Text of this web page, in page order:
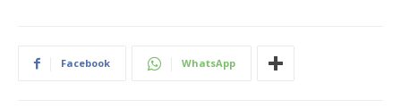
Facebook WhatsApp